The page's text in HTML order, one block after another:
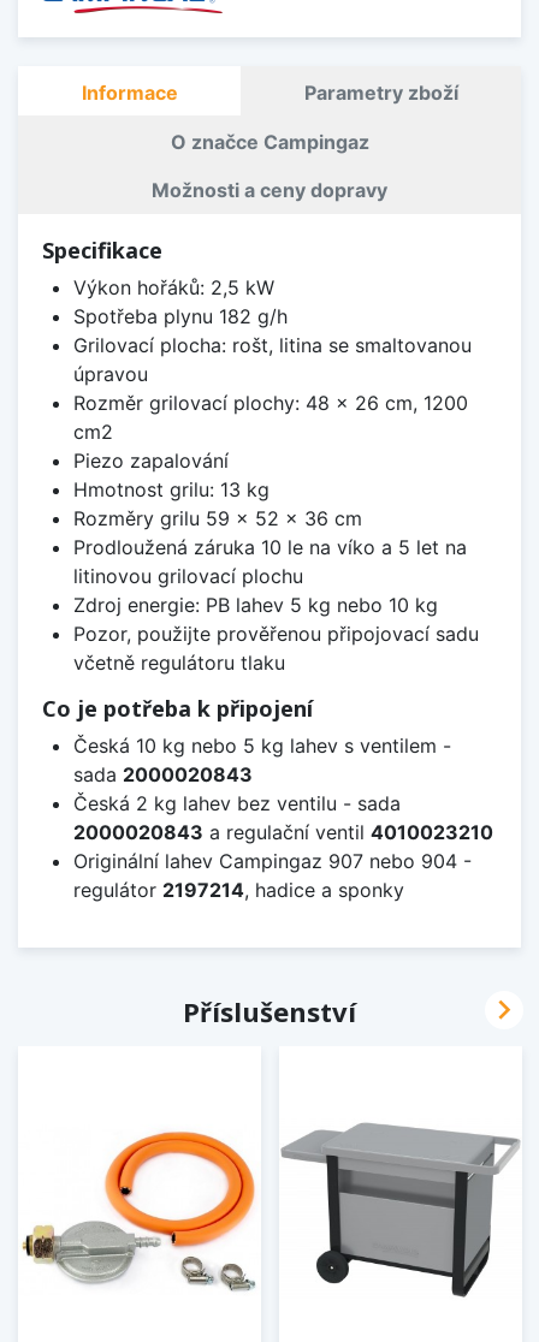
Informace Parametry zboží
O značce Campingaz
Možnosti a ceny dopravy
Specifikace
Výkon hořáků: 2,5 kW
Spotřeba plynu 182 g/h
Grilovací plocha: rošt, litina se smaltovanou
úpravou
Rozměr grilovací plochy: 48 x 26 cm, 1200
cm2
Piezo zapalování
Hmotnost grilu: 13 kg
Rozměry grilu 59 x 52 x 36 cm
Prodloužená záruka 10 le na víko a 5 let na
litinovou grilovací plochu
Zdroj energie: PB lahev 5 kg nebo 10 kg
Pozor, použijte prověřenou připojovací sadu
včetně regulátoru tlaku
Co je potřeba k připojení
Česká 10 kg nebo 5 kg lahev s ventilem -
sada 2000020843
Česká 2 kg lahev bez ventilu - sada
2000020843 a regulační ventil 4010023210
Originální lahev Campingaz 907 nebo 904 -
regulátor 2197214, hadice a sponky
Příslušenství 